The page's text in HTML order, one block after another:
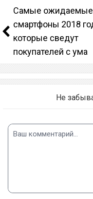
Самые ожидаемые
смартфоны 2018
которые сведут
покупателей с ума
Не